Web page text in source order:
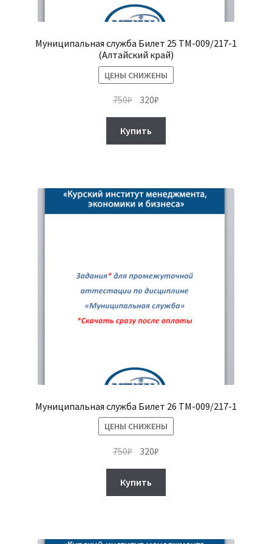
Муниципальная служба Билет 25 ТМ-009/217-1
(Алтайский край)
ЦЕНЫ СНИЖЕНЫ
750₽ Первоначальная
цена
составляла
750₽.
320₽
цена:
Купить
Муниципальная служба Билет 26 ТМ-009/217-1
ЦЕНЫ СНИЖЕНЫ
750₽ Первоначальная
составляла
750₽.
320₽
Купить